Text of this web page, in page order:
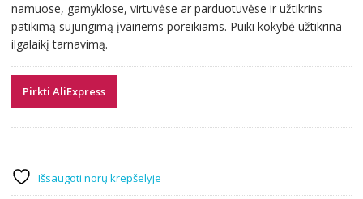
namuose, gamyklose, virtuvėse ar parduotuvėse ir užtikrins
patikimą sujungimą įvairiems poreikiams. Puiki kokybė užtikrina
ilgalaikį tarnavimą.
Pirkti AliExpress
Išsaugoti norų krepšelyje